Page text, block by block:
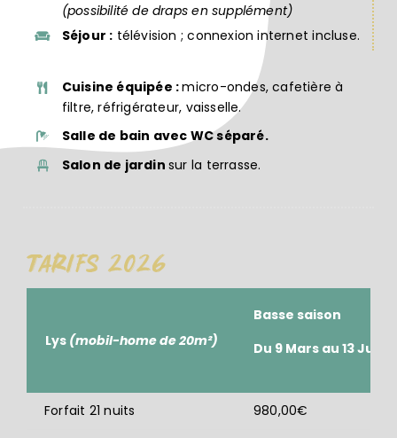
(possibilité de draps en supplément)
Séjour : télévision ; connexion internet incluse.
Cuisine équipée :micro-ondes, cafetière à
filtre, réfrigérateur, vaisselle.
Salle de bain avec WC séparé.
Salon de jardinsur la terrasse.
Tarifs 2026
Lys (mobil-home de 20m²)
Basse saison
Du 9 Mars au 13
Forfait 21 nuits 980,00€